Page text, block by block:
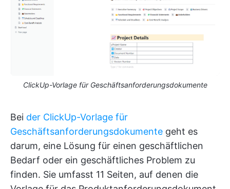
ClickUp-Vorlage für Geschäftsanforderungsdokumente
Bei der ClickUp-Vorlage für
Geschäftsanforderungsdokumente geht es
darum, eine Lösung für einen geschäftlichen
Bedarf oder ein geschäftliches Problem zu
finden. Sie umfasst 11 Seiten, auf denen die